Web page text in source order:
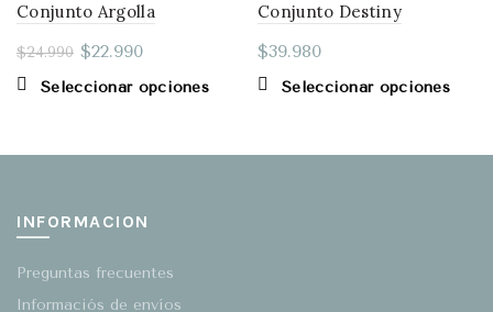
Conjunto Argolla
$24.990 $22.990
Seleccionar opcionesEste
múltiples
Conjunto Destiny
$39.980
Seleccionar opcionesEste
INFORMACION
Preguntas frecuentes
Informaciós de envíos